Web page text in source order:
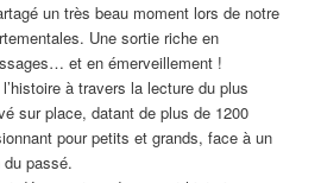
un très beau moment lors de notre
Une sortie riche en
et en émerveillement !
à travers la lecture du plus
sur place, datant de plus de 1200
pour petits et grands, face à un
passé.